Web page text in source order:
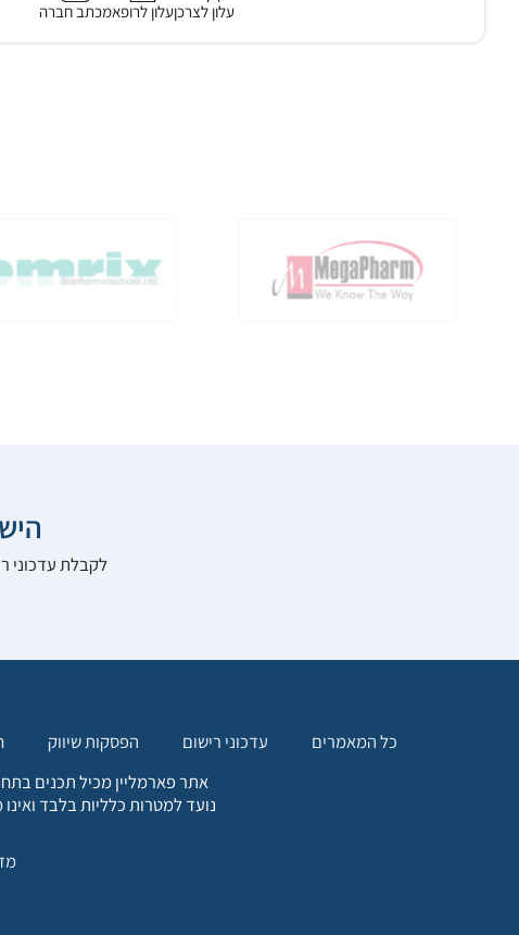
עלון לצרכןעלון לרופאמכתב חברה
לקבלת עדכוני
כל המאמרים עדכוני רישום הפסקות שיווק
אתר פארמליין מכיל תכנים
נועד למטרות כלליות בלבד